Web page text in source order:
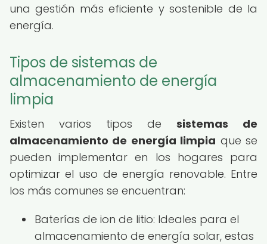
una gestión más eficiente y sostenible de la
energía.
Tipos de sistemas de
almacenamiento de energía
limpia
Existen varios tipos de sistemas de
almacenamiento de energía limpia que se
pueden implementar en los hogares para
optimizar el uso de energía renovable. Entre
los más comunes se encuentran:
Baterías de ion de litio: Ideales para el
almacenamiento de energía solar, estas